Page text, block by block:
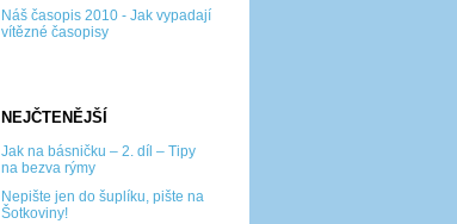
Náš časopis 2010 - Jak vypadají
vítězné časopisy
NEJČTENĚJŠÍ
Jak na básničku – 2. díl – Tipy
na bezva rýmy
Nepište jen do šuplíku, pište na
Šotkoviny!